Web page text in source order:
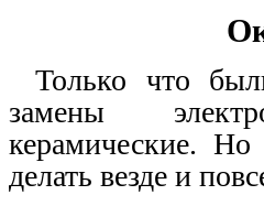
Только что
замены
керамические. Но
делать везде и